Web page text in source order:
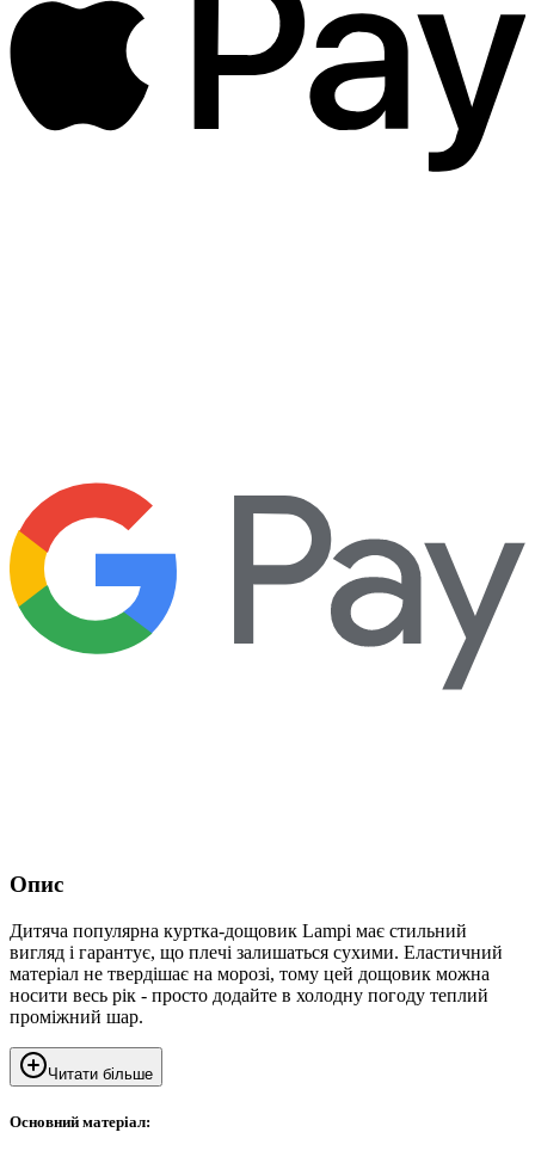
Опис
Дитяча популярна куртка-дощовик Lampi має стильний
вигляд і гарантує, що плечі залишаться сухими. Еластичний
матеріал не твердішає на морозі, тому цей дощовик можна
носити весь рік - просто додайте в холодну погоду теплий
проміжний шар.
Читати більше
Основний матеріал: